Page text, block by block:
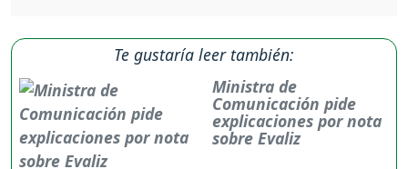
Te gustaría leer también:
Ministra de
Comunicación pide
explicaciones por nota
sobre Evaliz